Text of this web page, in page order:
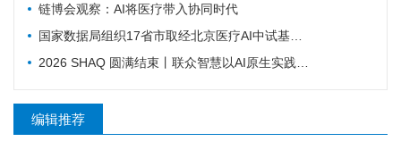
链博会观察：AI将医疗带入协同时代
国家数据局组织17省市取经北京医疗AI中试基地！国家数据要素综合试验区医疗数据流通利用专题现场会召开
2026 SHAQ 圆满结束丨联众智慧以AI原生实践赋能数智医院建设
编辑推荐